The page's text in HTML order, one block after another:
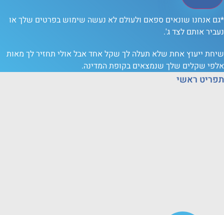
אנחנו שונאים ספאם ולעולם לא נעשה שימוש בפרטים שלך או
אותם לצד ג'.
ייעוץ אחת שלא תעלה לך שקל אחד אבל אולי תחזיר לך מאות
שקלים שלך שנמצאים בקופת המדינה.
ראשי